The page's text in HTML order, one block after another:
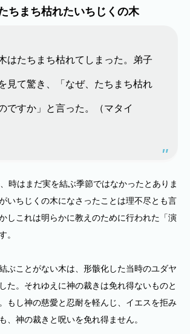
ちまち枯れたいちじくの木
はたちまち枯れてしまった。弟子
見て驚き、「なぜ、たちまち枯れ
ですか」と言った。（マタイ
時はまだ実を結ぶ季節ではなかったとありま
いちじくの木になさったことは理不尽とも言
しこれは明らかに教えのために行われた「演
。
ぶことがない木は、形骸化した当時のユダヤ
た。それゆえに神の裁きは免れ得ないものと
もし神の慈愛と忍耐を軽んじ、イエスを拒み
、神の裁きと呪いを免れ得ません。